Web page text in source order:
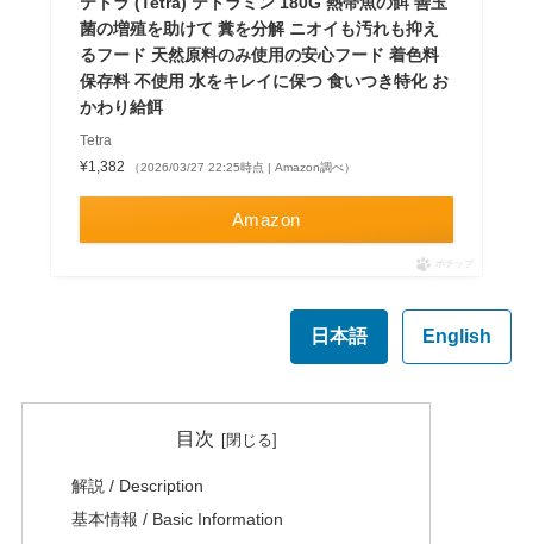
菌の増殖を助けて 糞を分解 ニオイも汚れも抑え
るフード 天然原料のみ使用の安心フード 着色料
保存料 不使用 水をキレイに保つ 食いつき特化 お
かわり給餌
Tetra
¥1,382
（2026/03/27 22:25時点 | Amazon調べ）
Amazon
ポチップ
日本語 English
目次
解説 / Description
基本情報 / Basic Information